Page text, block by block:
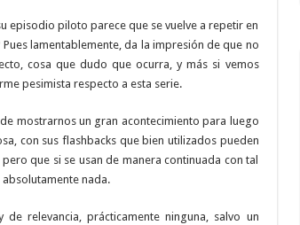
episodio piloto parece que se vuelve a repetir en
lamentablemente, da la impresión de que no
cosa que dudo que ocurra, y más si vemos
pesimista respecto a esta serie.
mostrarnos un gran acontecimiento para luego
con sus flashbacks que bien utilizados pueden
que si se usan de manera continuada con tal
nada.
relevancia, prácticamente ninguna, salvo un